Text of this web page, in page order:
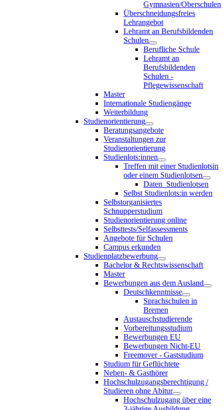
Gymnasien/Oberschulen
Überschneidungsfreies
Lehrangebot
Lehramt an Berufsbildenden
Schulen
Berufliche Schule
Lehramt an
Berufsbildenden
Schulen -
Pflegewissenschaft
Master
Internationale Studiengänge
Weiterbildung
Studienorientierung
Beratungsangebote
Veranstaltungen zur
Studienorientierung
Studienlots:innen
Treffen mit einer Studienlotsin
oder einem Studienlotsen
Daten_Studienlotsen
Selbst Studienlots:in werden
Selbstorganisiertes
Schnupperstudium
Studienorientierung online
Selbsttests/Selfassessments
Angebote für Schulen
Campus erkunden
Studienplatzbewerbung
Bachelor & Rechtswissenschaft
Master
Bewerbungen aus dem Ausland
Deutschkenntnisse
Sprachschulen in
Bremen
Austauschstudierende
Vorbereitungsstudium
Bewerbungen EU
Bewerbungen Nicht-EU
Freemover - Gaststudium
Studium für Geflüchtete
Neben- & Gasthörer
Hochschulzugangsberechtigung /
Studieren ohne Abitur
Hochschulzugang über eine